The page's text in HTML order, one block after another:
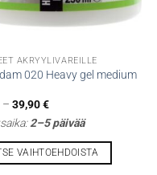
AKRYYLIVÄREILLE
020 Heavy gel medium
– 39,90€Hintaluokka:
15,70 €
-
2–5 päivää
VAIHTOEHDOISTA